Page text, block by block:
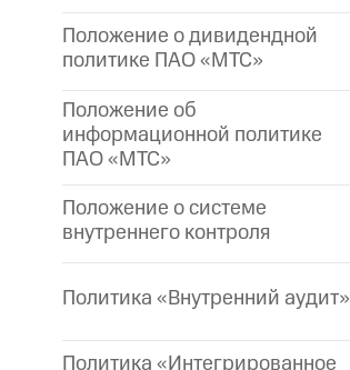
Положение о дивидендной
политике ПАО «МТС»
Положение об
информационной политике
ПАО «МТС»
Положение о системе
внутреннего контроля
Политика «Внутренний аудит»